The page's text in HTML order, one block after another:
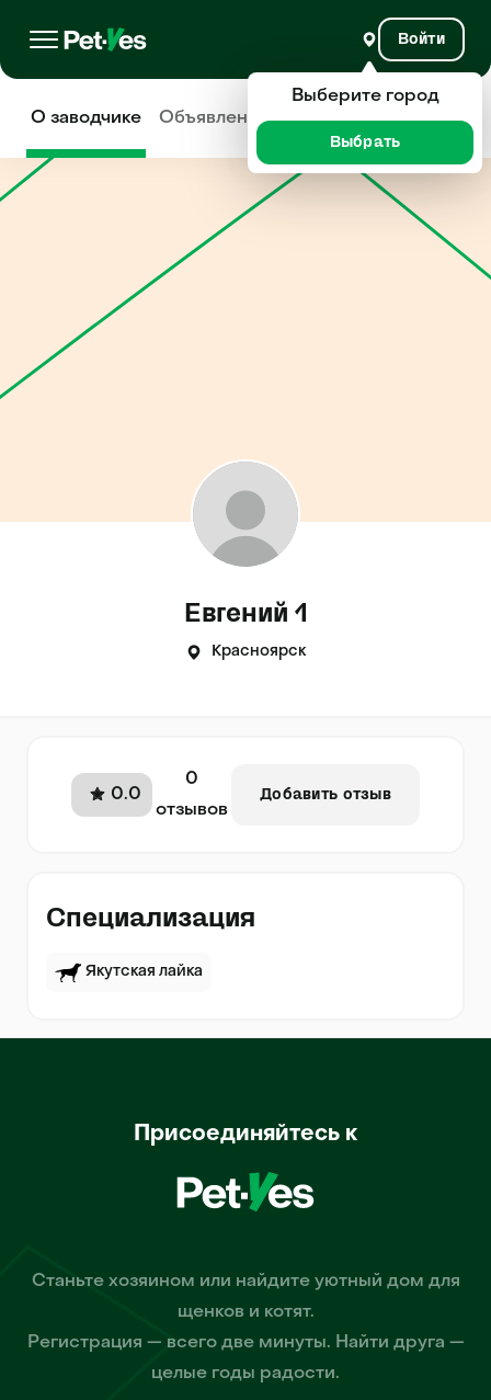
Войти
О заводчике Объявления Отзывы
Евгений 1
Красноярск
0.0
0
отзывов
Добавить отзыв
Специализация
Якутская лайка
Присоединяйтесь к
Станьте хозяином или найдите уютный дом для
щенков и котят.
Регистрация — всего две минуты. Найти друга —
целые годы радости.
Выберите город
Выбрать